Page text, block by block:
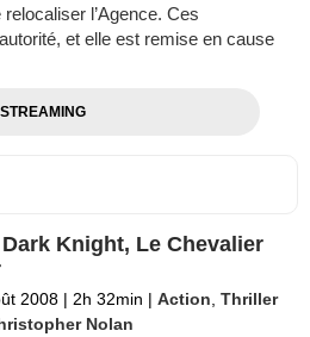
l’Agence. Ces
et elle est remise en cause
STREAMING
Knight, Le Chevalier
2008 | 2h 32min | Action ,Thriller
Nolan